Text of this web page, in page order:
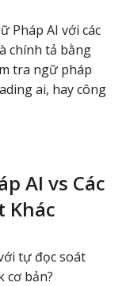
Pháp AI với các
chính tả bằng
tra ngữ pháp
ai, hay công
AI vs Các
Khác
tự đọc soát
cơ bản?